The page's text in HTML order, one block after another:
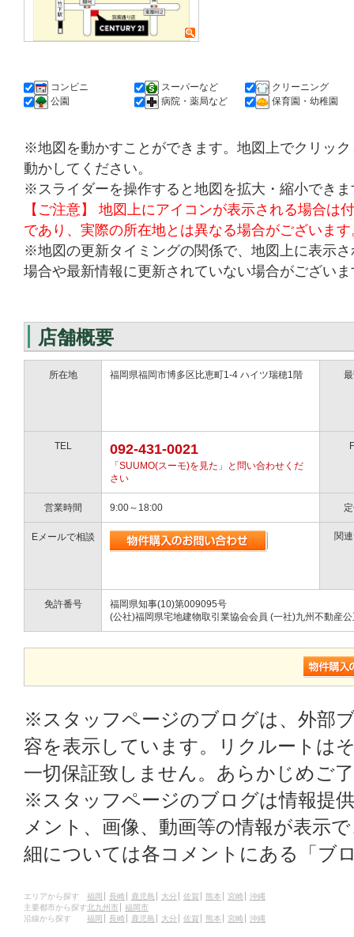
コンビニ スーパーなど
クリーニング
公園
病院・薬局など 保育園・幼稚園
※地図を動かすことができます。地図上でクリッ
動かしてください。
※スライダーを操作すると地図を拡大・縮小できま
【ご注意】 地図上にアイコンが表示される場合は
であり、実際の所在地とは異なる場合がございます
※地図の更新タイミングの関係で、地図上に表示
場合や最新情報に更新されていない場合がござい
店舗概要
所在地 福岡県福岡市博多区比恵町1-4 ハイツ瑞穂1階
TEL 092-431-0021
「SUUMO(スーモ)を見た」と問い合わせくだ
さい
営業時間 9:00～18:00
Eメールで相談 関
免許番号
福岡県知事(10)第009095号
(公社)福岡県宅地建物取引業協会会員 (一社)九州不動産
※スタッフページのブログは、外部
容を表示しています。リクルートは
一切保証致しません。あらかじめご
※スタッフページのブログは情報提
メント、画像、動画等の情報が表示
細については各コメントにある「ブ
エリアから探す 福岡 長崎 鹿児島 大分 佐賀 熊本 宮崎
沖縄
主要都市から探す北九州市
福岡市
沿線から探す
福岡 長崎 鹿児島 大分 佐賀 熊本 宮崎 沖縄